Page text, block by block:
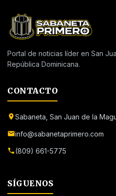
Portal de noticias líder en San
República Dominicana.
CONTACTO
Sabaneta, San Juan de la
info@sabanetaprimero.com
(809) 661-5775
SÍGUENOS